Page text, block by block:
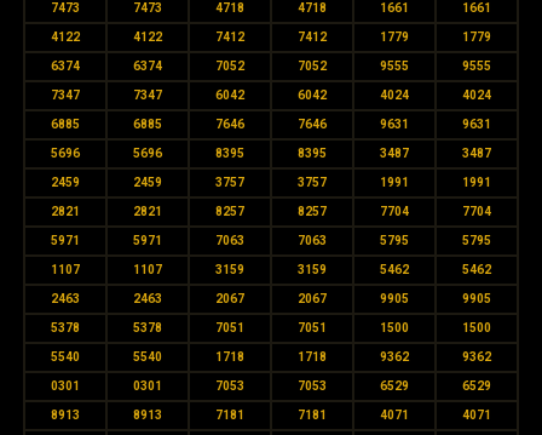
7473 7473 4718 4718 1661 1661
4122 4122 7412 7412 1779 1779
6374 6374 7052 7052 9555 9555
7347 7347 6042 6042 4024 4024
6885 6885 7646 7646 9631 9631
5696 5696 8395 8395 3487 3487
2459 2459 3757 3757 1991 1991
2821 2821 8257 8257 7704 7704
5971 5971 7063 7063 5795 5795
1107 1107 3159 3159 5462 5462
2463 2463 2067 2067 9905 9905
5378 5378 7051 7051 1500 1500
5540 5540 1718 1718 9362 9362
0301 0301 7053 7053 6529 6529
8913 8913 7181 7181 4071 4071